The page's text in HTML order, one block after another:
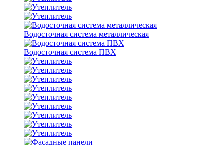
Водосточная система металлическая
Водосточная система ПВХ